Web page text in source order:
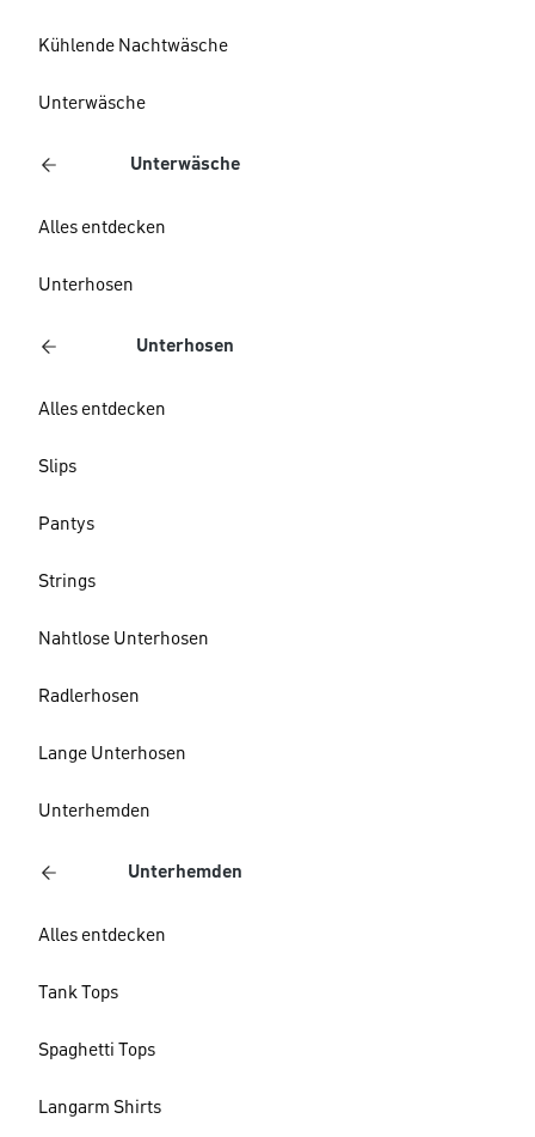
Kühlende Nachtwäsche
Unterwäsche
Unterwäsche
Alles entdecken
Unterhosen
Unterhosen
Alles entdecken
Slips
Pantys
Strings
Nahtlose Unterhosen
Radlerhosen
Lange Unterhosen
Unterhemden
Unterhemden
Alles entdecken
Tank Tops
Spaghetti Tops
Langarm Shirts